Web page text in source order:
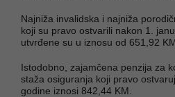
Najniža invalidska i najniža
koji su pravo ostvarili nakon 1.
utvrđene su u iznosu od 651,92
Istodobno, zajamčena penzija za
staža osiguranja koji pravo
godine iznosi 842,44 KM.